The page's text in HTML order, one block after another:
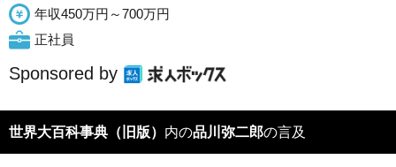
年収450万円～700万円
正社員
Sponsored by
世界大百科事典（旧版） 内の品川弥二郎の言及